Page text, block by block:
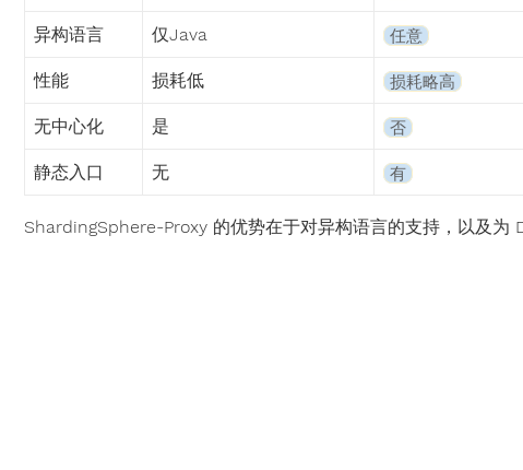
异构语言 仅Java 任意
性能 损耗低 损耗略高
无中心化 是 否
静态入口 无 有
ShardingSphere-Proxy 的优势在于对异构语言的支持，以及为